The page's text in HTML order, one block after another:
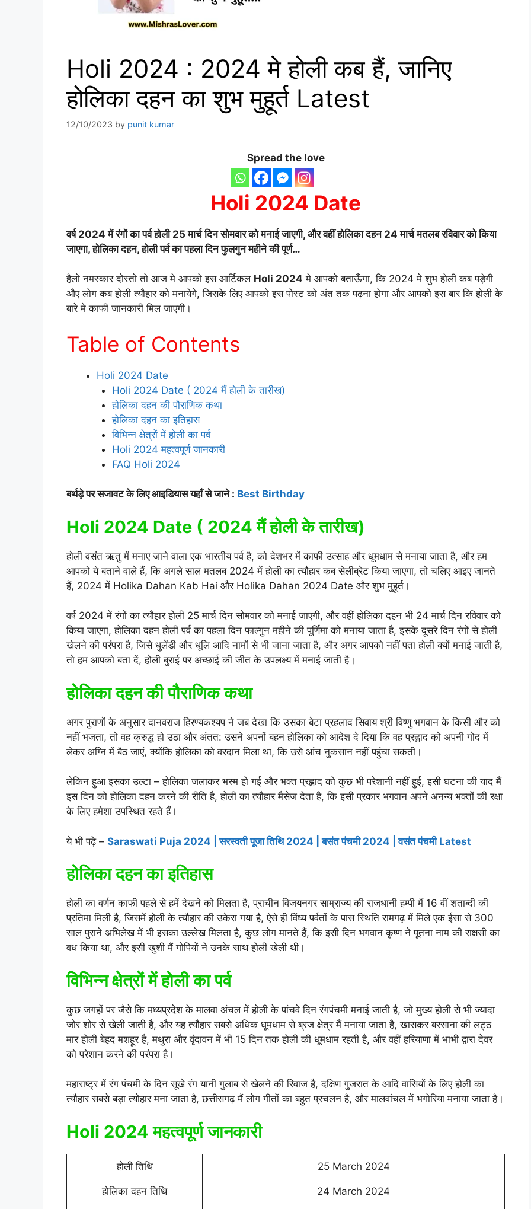
Holi 2024 : 2024 मे होली कब हैं, जानिए
होलिका दहन का शुभ मुहूर्त Latest
12/10/2023 by punit kumar
Spread the love
Holi 2024 Date
वर्ष 2024 में रंगों का पर्व होली 25 मार्च दिन सोमवार को मनाई जाएगी, और वहीं होलिका दहन 24 मार्च मतलब रविवार को किया
जाएगा, होलिका दहन, होली पर्व का पहला दिन फुलगुन महीने की पूर्ण…
हैलो नमस्कार दोस्तो तो आज मे आपको इस आर्टिकल Holi 2024 मे आपको बताऊँगा, कि 2024 मे शुभ होली कब पड़ेगी
औए लोग कब होली त्यौहार को मनायेगे, जिसके लिए आपको इस पोस्ट को अंत तक पढ़ना होगा और आपको इस बार कि होली के
बारे मे काफी जानकारी मिल जाएगी।
Table of Contents
Holi 2024 Date
Holi 2024 Date ( 2024 मैं होली के तारीख)
होलिका दहन की पौराणिक कथा
होलिका दहन का इतिहास
विभिन्न क्षेत्रों में होली का पर्व
Holi 2024 महत्वपूर्ण जानकारी
FAQ Holi 2024
बर्थड़े पर सजावट के लिए आइडियास यहाँ से जाने : Best Birthday
Holi 2024 Date ( 2024 मैं होली के तारीख)
होली वसंत ऋतु में मनाए जाने वाला एक भारतीय पर्व है, को देशभर में काफी उत्साह और धूमधाम से मनाया जाता है, और हम
आपको ये बताने वाले हैं, कि अगले साल मतलब 2024 में होली का त्यौहार कब सेलीब्रेट किया जाएगा, तो चलिए आइए जानते
हैं, 2024 में Holika Dahan Kab Hai और Holika Dahan 2024 Date और शुभ मुहूर्त।
वर्ष 2024 में रंगों का त्यौहार होली 25 मार्च दिन सोमवार को मनाई जाएगी, और वहीं होलिका दहन भी 24 मार्च दिन रविवार को
किया जाएगा, होलिका दहन होली पर्व का पहला दिन फाल्गुन महीने की पूर्णिमा को मनाया जाता है, इसके दूसरे दिन रंगों से होली
खेलने की परंपरा है, जिसे धुलेंडी और धूलि आदि नामों से भी जाना जाता है, और अगर आपको नहीं पता होली क्यों मनाई जाती है,
तो हम आपको बता दें, होली बुराई पर अच्छाई की जीत के उपलक्ष्य में मनाई जाती है।
होलिका दहन की पौराणिक कथा
अगर पुराणों के अनुसार दानवराज हिरण्यकश्यप ने जब देखा कि उसका बेटा प्रहलाद सिवाय श्री विष्णु भगवान के किसी और को
नहीं भजता, तो वह क्रुद्ध हो उठा और अंतत: उसने अपनों बहन होलिका को आदेश दे दिया कि वह प्रह्लाद को अपनी गोद में
लेकर अग्नि में बैठ जाएं, क्योंकि होलिका को वरदान मिला था, कि उसे आंच नुकसान नहीं पहुंचा सकती।
लेकिन हुआ इसका उल्टा – होलिका जलाकर भस्म हो गई और भक्त प्रह्लाद को कुछ भी परेशानी नहीं हुई, इसी घटना की याद मैं
इस दिन को होलिका दहन करने की रीति है, होली का त्यौहार मैसेज देता है, कि इसी प्रकार भगवान अपने अनन्य भक्तों की रक्षा
के लिए हमेशा उपस्थित रहते हैं।
ये भी पढ़े – Saraswati Puja 2024 | सरस्वती पूजा तिथि 2024 | बसंत पंचमी 2024 | वसंत पंचमी Latest
होलिका दहन का इतिहास
होली का वर्णन काफी पहले से हमें देखने को मिलता है, प्राचीन विजयनगर साम्राज्य की राजधानी हम्पी मैं 16 वीं शताब्दी की
प्रतिमा मिली है, जिसमें होली के त्यौहार की उकेरा गया है, ऐसे ही विंध्य पर्वतों के पास स्थिति रामगढ़ में मिले एक ईसा से 300
साल पुराने अभिलेख में भी इसका उल्लेख मिलता है, कुछ लोग मानते हैं, कि इसी दिन भगवान कृष्ण ने पूतना नाम की राक्षसी का
वध किया था, और इसी खुशी मैं गोपियों ने उनके साथ होली खेली थी।
विभिन्न क्षेत्रों में होली का पर्व
कुछ जगहों पर जैसे कि मध्यप्रदेश के मालवा अंचल में होली के पांचवे दिन रंगपंचमी मनाई जाती है, जो मुख्य होली से भी ज्यादा
जोर शोर से खेली जाती है, और यह त्यौहार सबसे अधिक धूमधाम से ब्रज क्षेत्र मैं मनाया जाता है, खासकर बरसाना की लट्ठ
मार होली बेहद मशहूर है, मथुरा और वृंदावन में भी 15 दिन तक होली की धूमधाम रहती है, और वहीं हरियाणा में भाभी द्वारा देवर
को परेशान करने की परंपरा है।
महाराष्ट्र में रंग पंचमी के दिन सूखे रंग यानी गुलाब से खेलने की रिवाज है, दक्षिण गुजरात के आदि वासियों के लिए होली का
त्यौहार सबसे बड़ा त्योहार मना जाता है, छत्तीसगढ़ मैं लोग गीतों का बहुत प्रचलन है, और मालवांचल में भगोरिया मनाया जाता है।
Holi 2024 महत्वपूर्ण जानकारी
होली तिथि 25 March 2024
होलिका दहन तिथि 24 March 2024